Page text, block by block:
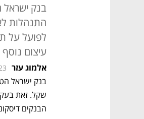
בנק ישראל
התנהלות
לפועל על
עיצום
אלמוג עזר
בנק ישראל